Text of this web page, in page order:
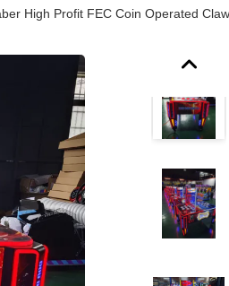
High Profit FEC Coin Operated